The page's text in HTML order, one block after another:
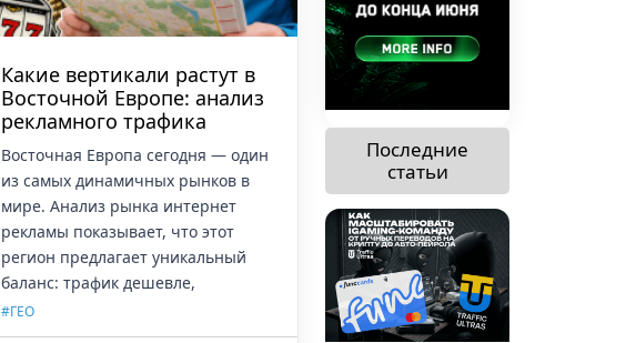
Какие вертикали растут в
Восточной Европе: анализ
рекламного трафика
Восточная Европа сегодня — один
из самых динамичных рынков в
мире. Анализ рынка интернет
рекламы показывает, что этот
регион предлагает уникальный
баланс: трафик дешевле,
#ГЕО
Последние
статьи